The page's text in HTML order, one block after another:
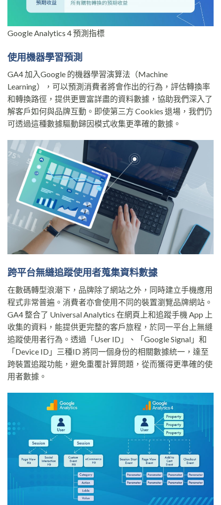
Google Analytics 4 預測指標
使用機器學習預測
GA4 加入Google 的機器學習演算法（Machine
Learning），可以預測消費者將會作出的行為，評估轉換率
和轉換路徑，提供更豐富詳盡的資料數據，協助我們深入了
解客戶如何與品牌互動。即使第三方 Cookies 退場，我們仍
可透過這種數據驅動歸因模式收集更準確的數據。
跨平台無縫追蹤使用者蒐集資料數據
在數碼轉型浪潮下，品牌除了網站之外，同時建立手機應用
程式非常普遍。消費者亦會使用不同的裝置瀏覽品牌網站。
GA4 整合了 Universal Analytics 在網頁上和追蹤手機 App 上
收集的資料，能提供更完整的客戶旅程，於同一平台上無縫
追蹤使用者行為。透過「User ID」、「Google Signal」和
「Device ID」三種ID 將同一個身份的相關數據統一，達至
跨裝置追蹤功能，避免重覆計算問題，從而獲得更準確的使
用者數據。